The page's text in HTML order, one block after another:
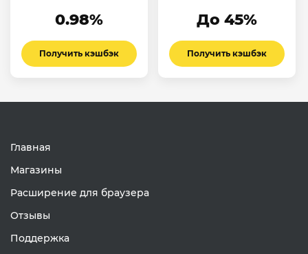
0.98%
Получить кэшбэк
До 45%
Получить кэшбэк
Главная
Магазины
Расширение для браузера
Отзывы
Поддержка